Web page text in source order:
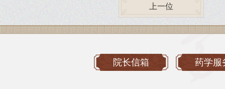
上一位
院长信箱 药学服